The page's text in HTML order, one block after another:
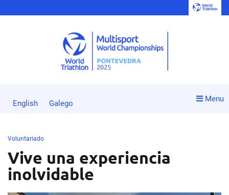
Menu
English Galego
Voluntariado
Vive una experiencia
inolvidable